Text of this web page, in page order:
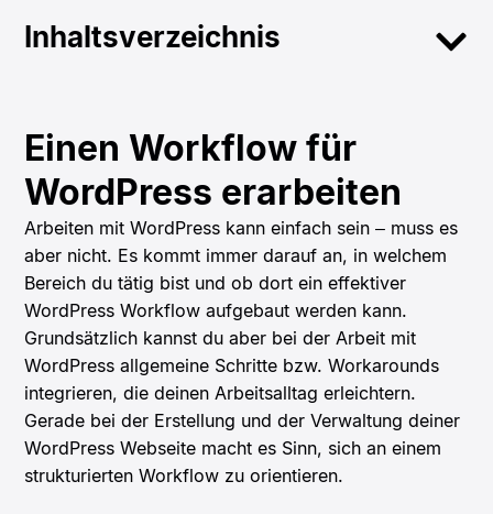
Inhaltsverzeichnis
Einen Workflow für
WordPress erarbeiten
Arbeiten mit WordPress kann einfach sein – muss es
aber nicht. Es kommt immer darauf an, in welchem
Bereich du tätig bist und ob dort ein effektiver
WordPress Workflow aufgebaut werden kann.
Grundsätzlich kannst du aber bei der Arbeit mit
WordPress allgemeine Schritte bzw. Workarounds
integrieren, die deinen Arbeitsalltag erleichtern.
Gerade bei der Erstellung und der Verwaltung deiner
WordPress Webseite macht es Sinn, sich an einem
strukturierten Workflow zu orientieren.